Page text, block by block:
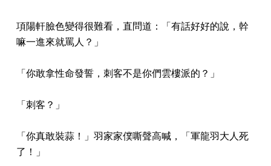
項陽軒臉色變得很難看，直問道：「有話好好的說，幹
嘛一進來就罵人？」
「你敢拿性命發誓，刺客不是你們雲樓派的？」
「刺客？」
「你真敢裝蒜！」羽家家僕嘶聲高喊，「軍龍羽大人死
了！」